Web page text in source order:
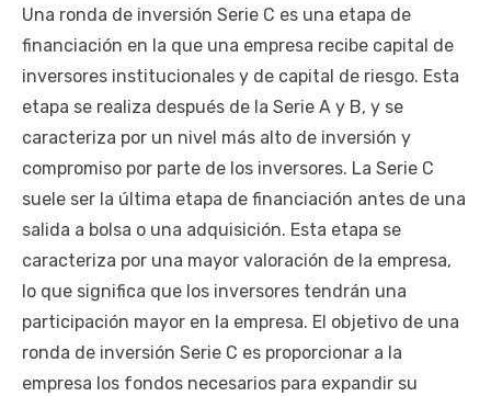
Una ronda de inversión Serie C es una etapa de
financiación en la que una empresa recibe capital de
inversores institucionales y de capital de riesgo. Esta
etapa se realiza después de la Serie A y B, y se
caracteriza por un nivel más alto de inversión y
compromiso por parte de los inversores. La Serie C
suele ser la última etapa de financiación antes de una
salida a bolsa o una adquisición. Esta etapa se
caracteriza por una mayor valoración de la empresa,
lo que significa que los inversores tendrán una
participación mayor en la empresa. El objetivo de una
ronda de inversión Serie C es proporcionar a la
empresa los fondos necesarios para expandir su